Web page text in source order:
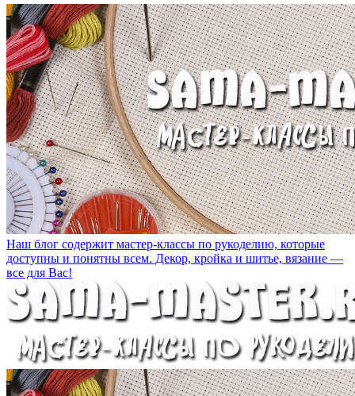
Наш блог содержит мастер-классы по рукоделию, которые
доступны и понятны всем. Декор, кройка и шитье, вязание —
все для Вас!